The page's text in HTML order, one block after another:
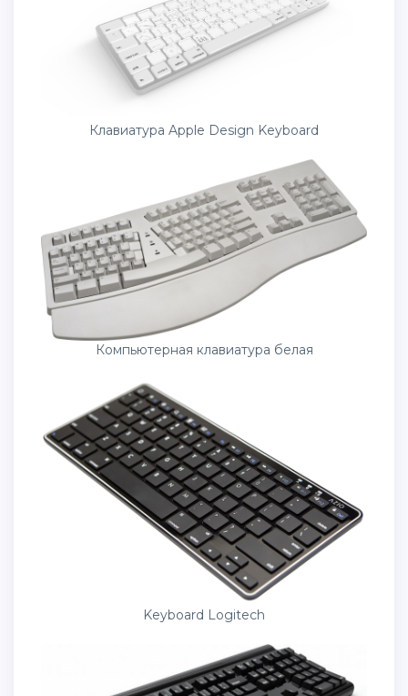
Клавиатура Apple Design Keyboard
Компьютерная клавиатура белая
Keyboard Logitech